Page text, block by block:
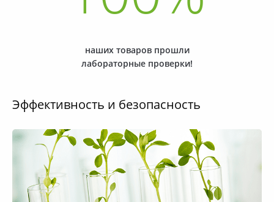
наших товаров прошли
лабораторные проверки!
Эффективность и безопасность